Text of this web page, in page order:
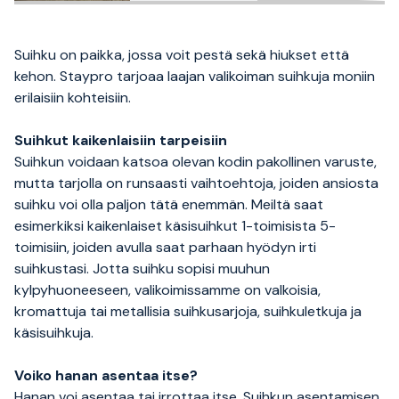
Suihku on paikka, jossa voit pestä sekä hiukset että
kehon. Staypro tarjoaa laajan valikoiman suihkuja moniin
erilaisiin kohteisiin.
Suihkut kaikenlaisiin tarpeisiin
Suihkun voidaan katsoa olevan kodin pakollinen varuste,
mutta tarjolla on runsaasti vaihtoehtoja, joiden ansiosta
suihku voi olla paljon tätä enemmän. Meiltä saat
esimerkiksi kaikenlaiset käsisuihkut 1-toimisista 5-
toimisiin, joiden avulla saat parhaan hyödyn irti
suihkustasi. Jotta suihku sopisi muuhun
kylpyhuoneeseen, valikoimissamme on valkoisia,
kromattuja tai metallisia suihkusarjoja, suihkuletkuja ja
käsisuihkuja.
Voiko hanan asentaa itse?